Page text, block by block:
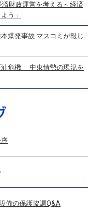
済財政運営を考える～経済
う」
爆発事故 マスコミが報じ
危機」 中東情勢の現況を
備の保護協調Q&A